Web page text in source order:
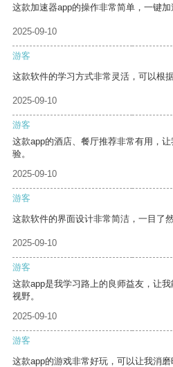
这款加速器app的操作非常简单，一键加
2025-09-10
游客
这款软件的学习方式非常灵活，可以根
2025-09-10
游客
这款app的酒店、餐厅推荐非常有用，
验。
2025-09-10
游客
这款软件的界面设计非常简洁，一目了然
2025-09-10
游客
这款app是我学习路上的良师益友，让
视野。
2025-09-10
游客
这款app的游戏非常好玩，可以让我消磨